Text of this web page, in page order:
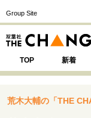
Group Site
TOP 新着
荒木大輔の「THE